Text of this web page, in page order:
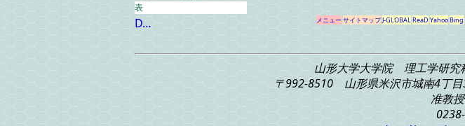
表
D… メニューサイトマップJ-GLOBALReaD YahooBing
山形大学大学院 理工学研究
〒992-8510 山形県米沢市城南4丁目
准教